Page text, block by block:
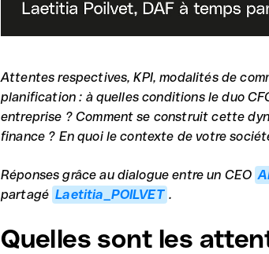
Attentes respectives, KPI, modalités de
planification : à quelles conditions le duo
entreprise ? Comment se construit cette
finance ? En quoi le contexte de votre
Réponses grâce au dialogue entre un CEO
partagé Laetitia_POILVET .
Quelles sont les